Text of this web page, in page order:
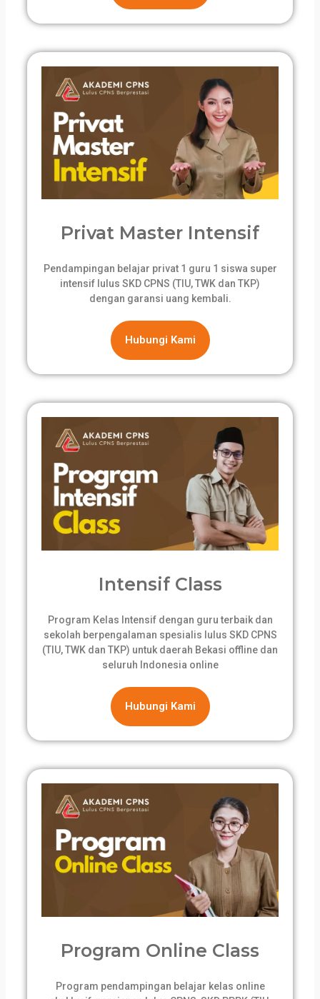
Privat Master Intensif
Pendampingan belajar privat 1 guru 1 siswa super
intensif lulus SKD CPNS (TIU, TWK dan TKP)
dengan garansi uang kembali.
Hubungi Kami
Intensif Class
Program Kelas Intensif dengan guru terbaik dan
sekolah berpengalaman spesialis lulus SKD CPNS
(TIU, TWK dan TKP) untuk daerah Bekasi offline dan
seluruh Indonesia online
Hubungi Kami
Program Online Class
Program pendampingan belajar kelas online